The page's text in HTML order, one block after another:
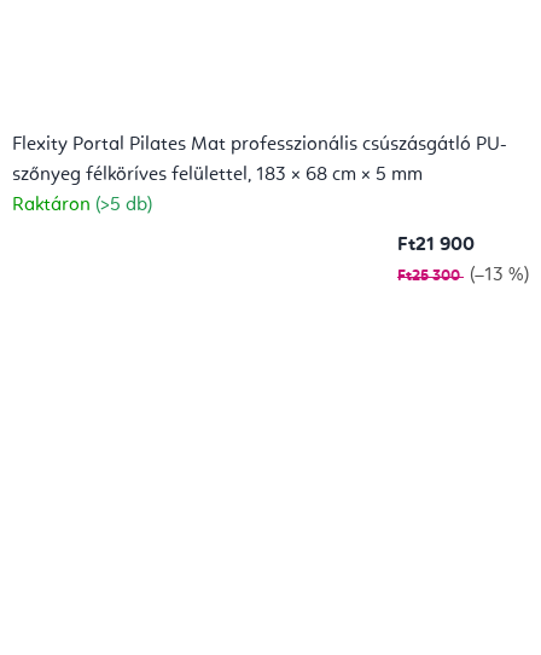
Flexity Portal Pilates Mat professzionális csúszásgátló PU-
szőnyeg félköríves felülettel, 183 × 68 cm × 5 mm
Raktáron (>5 db)
Ft21 900
Ft25 300 (–13 %)